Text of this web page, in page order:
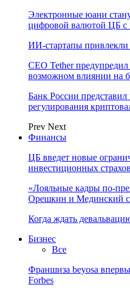
Электронные юани
цифровой валютой ЦБ с
ИИ-стартапы привлекли
CEO Tether
возможном влиянии на
Банк России
регулирования
Prev Next
Финансы
ЦБ введет новые
инвестиционных
«Лояльные кадры по-
Орешкин и Мединский
Когда ждать
Бизнес
Все
Франшиза beyosa
Forbes